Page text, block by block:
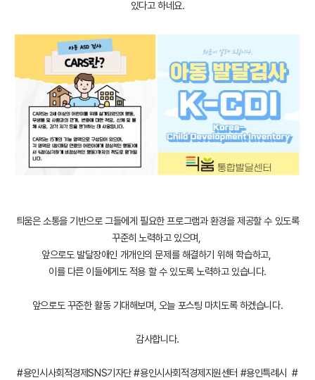
있다고 하네요.
틔움은 소통을 기반으로 그들에게 필요한 프로그램과 환경을 제공할 수 있도록
꾸준히 노력하고 있으며,
앞으로도 발달장애인 개개인의 문제를 해결하기 위해 학습하고,
이를 다른 이들에게도 적용 할 수 있도록 노력하고 있습니다.
앞으로도 꾸준한 활동 기대해보며, 오늘 포스팅 마치도록 하겠습니다.
감사합니다.
#용인시사회적경제SNS기자단 #용인시사회적경제지원센터 #용인특례시 #